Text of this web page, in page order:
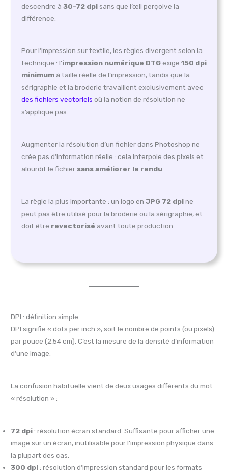
descendre à 30-72 dpisans que l’œil perçoive la
différence.
Pour l’impression sur textile, les règles divergent selon la
technique : l’impression numérique DTGexige 150 dpi
minimumà taille réelle de l’impression, tandis que la
sérigraphie et la broderie travaillent exclusivement avec
des fichiers vectoriels où la notion de résolution ne
s’applique pas.
Augmenter la résolution d’un fichier dans Photoshop ne
crée pas d’information réelle : cela interpole des pixels et
alourdit le fichier sans améliorer le rendu.
La règle la plus importante : un logo en JPG 72 dpine
peut pas être utilisé pour la broderie ou la sérigraphie, et
doit être revectorisé avant toute production.
DPI : définition simple
DPI signifie « dots per inch », soit le nombre de points (ou pixels)
par pouce (2,54 cm). C’est la mesure de la densité d’information
d’une image.
La confusion habituelle vient de deux usages différents du mot
« résolution » :
72 dpi: résolution écran standard. Suffisante pour afficher une
image sur un écran, inutilisable pour l’impression physique dans
la plupart des cas.
300 dpi: résolution d’impression standard pour les formats